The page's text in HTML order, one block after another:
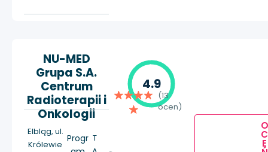
NU-MED
Grupa S.A.
Centrum
Radioterapii i
Onkologii
Elbląg, ul.
Królewie
Progr T
4.9
(13
ocen)
O
C
E